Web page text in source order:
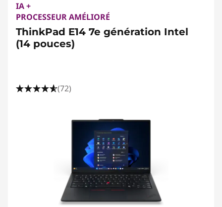
IA +
PROCESSEUR AMÉLIORÉ
ThinkPad E14 7e génération Intel
(14 pouces)
(72)